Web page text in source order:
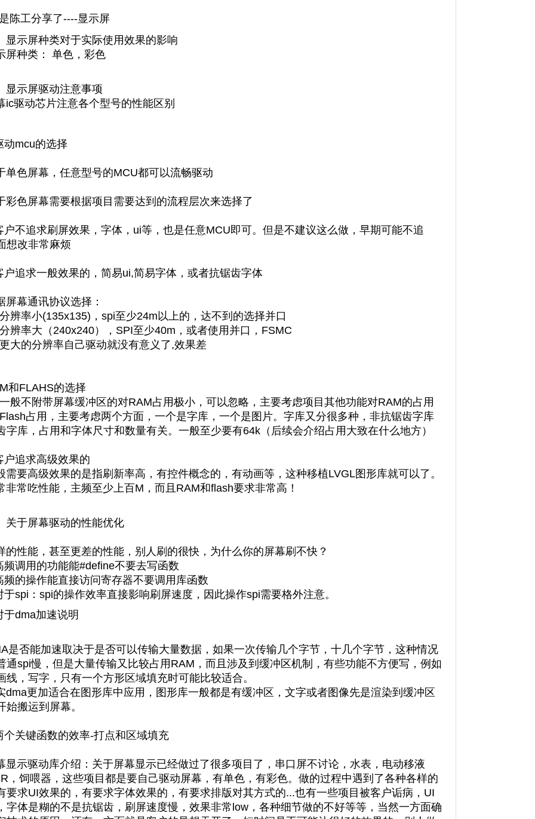
陈工分享了----显示屏
显示屏种类对于实际使用效果的影响
屏种类： 单色，彩色
显示屏驱动注意事项
ic驱动芯片注意各个型号的性能区别
动mcu的选择
单色屏幕，任意型号的MCU都可以流畅驱动
彩色屏幕需要根据项目需要达到的流程层次来选择了
户不追求刷屏效果，字体，ui等，也是任意MCU即可。但是不建议这么做，早期可能不追
想改非常麻烦
户追求一般效果的，简易ui,简易字体，或者抗锯齿字体
屏幕通讯协议选择：
辨率小(135x135)，spi至少24m以上的，达不到的选择并口
辨率大（240x240），SPI至少40m，或者使用并口，FSMC
大的分辨率自己驱动就没有意义了,效果差
和FLAHS的选择
般不附带屏幕缓冲区的对RAM占用极小，可以忽略，主要考虑项目其他功能对RAM的占用
占用，主要考虑两个方面，一个是字库，一个是图片。字库又分很多种，非抗锯齿字库
字库，占用和字体尺寸和数量有关。一般至少要有64k（后续会介绍占用大致在什么地方）
户追求高级效果的
需要高级效果的是指刷新率高，有控件概念的，有动画等，这种移植LVGL图形库就可以了。
非常吃性能，主频至少上百M，而且RAM和flash要求非常高！
关于屏幕驱动的性能优化
的性能，甚至更差的性能，别人刷的很快，为什么你的屏幕刷不快？
频调用的功能能#define不要去写函数
频的操作能直接访问寄存器不要调用库函数
于spi：spi的操作效率直接影响刷屏速度，因此操作spi需要格外注意。
于dma加速说明
是否能加速取决于是否可以传输大量数据，如果一次传输几个字节，十几个字节，这种情况
通spi慢，但是大量传输又比较占用RAM，而且涉及到缓冲区机制，有些功能不方便写，例如
线，写字，只有一个方形区域填充时可能比较适合。
dma更加适合在图形库中应用，图形库一般都是有缓冲区，文字或者图像先是渲染到缓冲区
始搬运到屏幕。
个关键函数的效率-打点和区域填充
显示驱动库介绍：关于屏幕显示已经做过了很多项目了，串口屏不讨论，水表，电动移液
，饲喂器，这些项目都是要自己驱动屏幕，有单色，有彩色。做的过程中遇到了各种各样的
要求UI效果的，有要求字体效果的，有要求排版对其方式的...也有一些项目被客户诟病，UI
字体是糊的不是抗锯齿，刷屏速度慢，效果非常low，各种细节做的不好等等，当然一方面确